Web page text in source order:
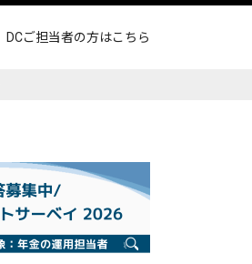
DCご担当者の方はこちら